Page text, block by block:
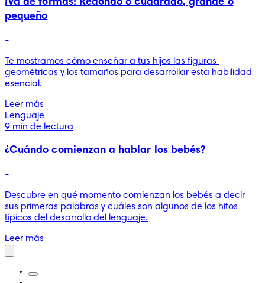
¡Va de formas! Redondo o cuadrado, grande o
pequeño
-
Te mostramos cómo enseñar a tus hijos las figuras
geométricas y los tamaños para desarrollar esta habilidad
esencial.
Leer más
Lenguaje
9 min de lectura
¿Cuándo comienzan a hablar los bebés?
-
Descubre en qué momento comienzan los bebés a decir
sus primeras palabras y cuáles son algunos de los hitos
típicos del desarrollo del lenguaje.
Leer más